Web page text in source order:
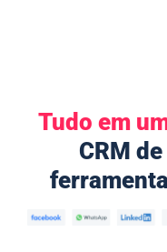
Tudo em
CRM